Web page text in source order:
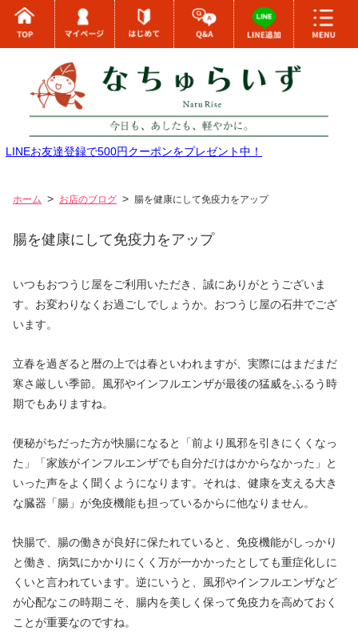
LINEお友達登録で500円クーポンをプレゼント中！
ホーム お店のブログ 腸を健康にして免疫力をアップ
腸を健康にして免疫力をアップ
いつもおつうじ屋をご利用いただき、誠にありがとうございま
す。お変わりなくお過ごしでしょうか。おつうじ屋の石井でござ
います。
立春を過ぎると暦の上では春といわれますが、実際にはまだまだ
寒さ厳しい季節。風邪やインフルエンザが最後の猛威をふるう時
期でもありますね。
便秘がちだった方が快腸になると「前より風邪を引きにくくなっ
た」「家族がインフルエンザでも自分だけはかからなかった」と
いった声をよく聞くようになります。それは、健康を支える大き
な臓器「腸」が免疫機能も担っているからに他なりません。
快腸で、腸の働きが良好に保たれていると、免疫機能がしっかり
と働き、病気にかかりにくく万が一かかったとしても重症化しに
くいと言われています。逆にいうと、風邪やインフルエンザなど
が心配なこの時期こそ、腸内を美しく保って免疫力を高めておく
ことが重要なのですね。